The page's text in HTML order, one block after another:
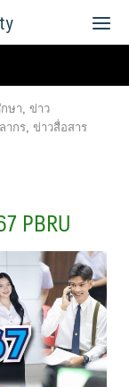
ษา, ข่าว
ากร, ข่าวสื่อสาร
PBRU